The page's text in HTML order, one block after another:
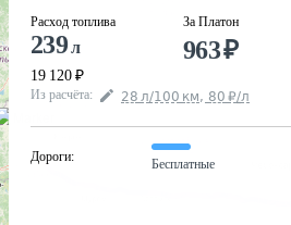
Расход топлива
239л
19 120 ₽
За Платон
963₽
Из расчёта: 28 л/100 км, 80 ₽/л
Дороги:
Бесплатные